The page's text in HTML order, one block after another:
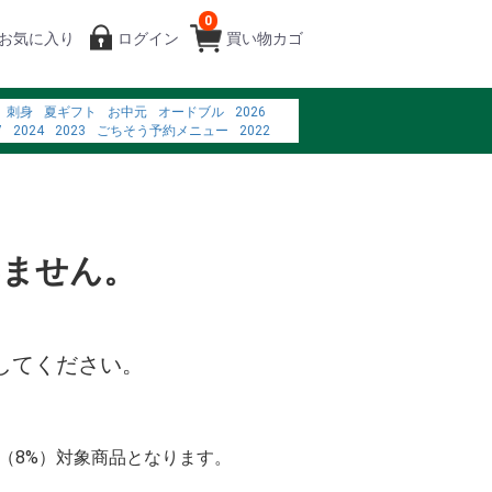
買い物カゴ
0
お気に入り ログイン
刺身 夏ギフト お中元 オードブル
2026
2024 2023 ごちそう予約メニュー
2022
せん。
ください。
）対象商品となります。